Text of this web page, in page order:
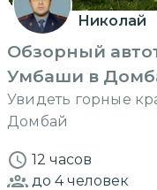
Николай
Обзорный
Умбаши в
Увидеть горные
Домбай
12 часов
до 4человек